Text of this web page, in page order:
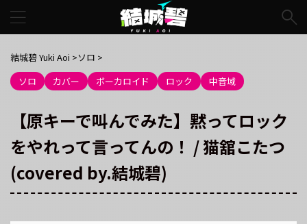
結城碧 Yuki Aoi >ソロ >
ソロ
カバー ボーカロイド ロック 中音域
【原キーで叫んでみた】黙ってロック
をやれって言ってんの！ / 猫舘こたつ
(covered by.結城碧)